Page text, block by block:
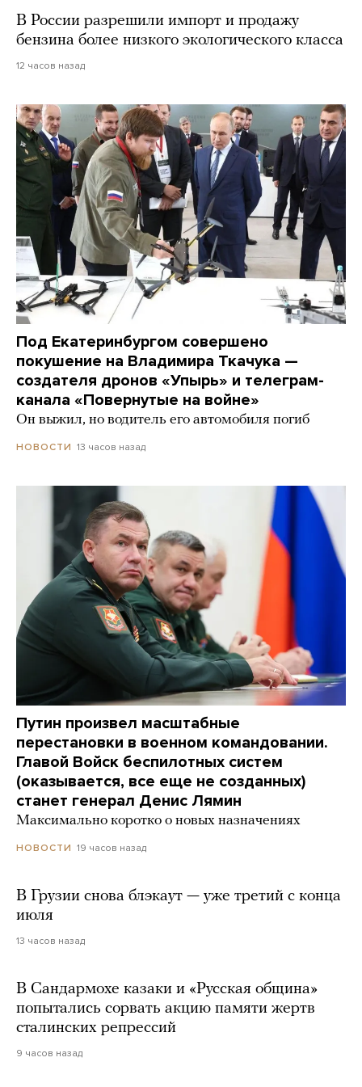
В России разрешили импорт и продажу
бензина более низкого экологического класса
12 часов назад
Под Екатеринбургом совершено
покушение на Владимира Ткачука —
создателя дронов «Упырь» и телеграм-
канала «Повернутые на войне»
Он выжил, но водитель его автомобиля погиб
НОВОСТИ 13 часов назад
Путин произвел масштабные
перестановки в военном командовании.
Главой Войск беспилотных систем
(оказывается, все еще не созданных)
станет генерал Денис Лямин
Максимально коротко о новых назначениях
НОВОСТИ 19 часов назад
В Грузии снова блэкаут — уже третий с конца
июля
13 часов назад
В Сандармохе казаки и «Русская община»
попытались сорвать акцию памяти жертв
сталинских репрессий
9 часов назад